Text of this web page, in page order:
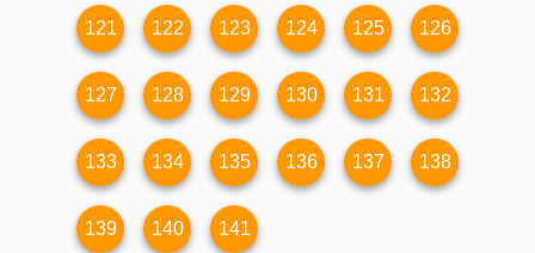
121 122 123 124 125 126
127 128 129 130 131 132
133 134 135 136 137 138
139 140 141